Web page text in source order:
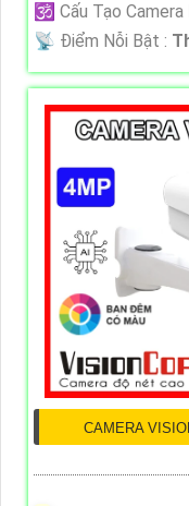
🕉️ Cấu Tạo Camera
️📡 Điểm Nỗi Bật :
CAMERA